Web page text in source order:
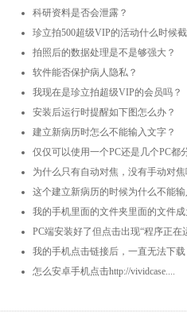
科研资料是否会泄露？
珍立拍500超级VIP的活动什么时候截
拍照后的数据处理是不是够强大？
软件能否保护病人隐私？
我现在是珍立拍超级VIP的会员吗？
安装后运行时提醒如下图怎么办？
建立新病历时怎么不能输入文字？
仅仅可以使用一个PC还是几个PC都
为什么只有自动对焦，没有手动对焦
这个建立新病历的时候为什么不能
我的手机里面的文件夹里面的文件
PC端安装好了但点击出现“程序正在
我的手机点击链接后，一直无法下载
怎么安卓手机点击http://vividcase....